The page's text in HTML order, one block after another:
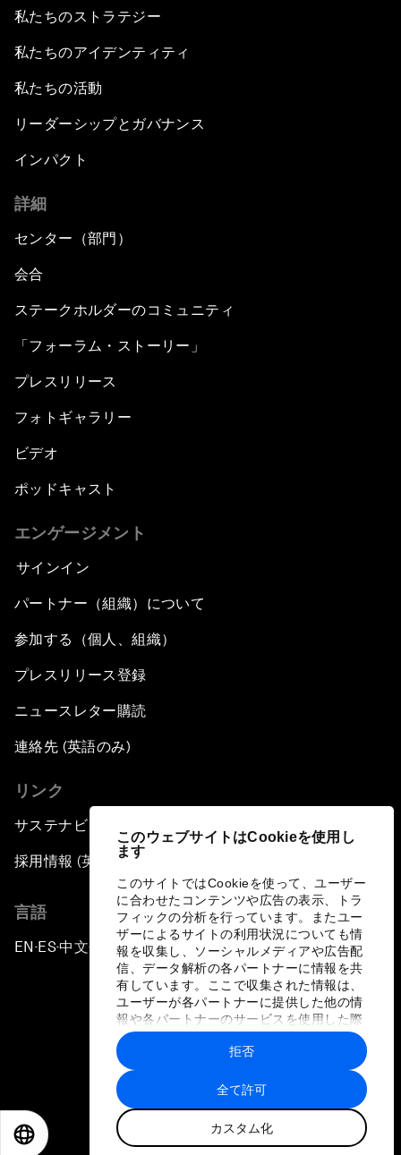
このウェブサイトはCookieを使用し
ます
このサイトではCookieを使って、ユーザー
に合わせたコンテンツや広告の表示、トラ
フィックの分析を行っています。またユー
ザーによるサイトの利用状況についても情
報を収集し、ソーシャルメディアや広告配
信、データ解析の各パートナーに情報を共
有しています。ここで収集された情報は、
ユーザーが各パートナーに提供した他の情
報や各パートナーのサービスを使用した際
に収集された情報と組み合わされ、各パー
トナーによって使用されることがありま
す。
全て許可
カスタム化
拒否
私たちのストラテジー
私たちのアイデンティティ
私たちの活動
リーダーシップとガバナンス
インパクト
詳細
センター（部門）
会合
ステークホルダーのコミュニティ
「フォーラム・ストーリー」
プレスリリース
フォトギャラリー
ビデオ
ポッドキャスト
エンゲージメント
サインイン
パートナー（組織）について
参加する（個人、組織）
プレスリリース登録
ニュースレター購読
連絡先 (英語のみ)
リンク
サステナビリティへの取り組み
採用情報 (英語のみ)
言語
EN ▪ES▪中文▪ 日本語
プライバシーポリシーと利用規約
サイトマップ
©
世界経済フォーラム